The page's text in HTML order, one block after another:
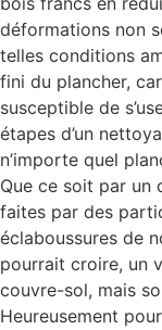
déformations non
telles conditions
fini du plancher,
susceptible de
étapes d’un
n’importe quel
Que ce soit par un
faites par des
éclaboussures de
pourrait croire, un
couvre-sol, mais
Heureusement